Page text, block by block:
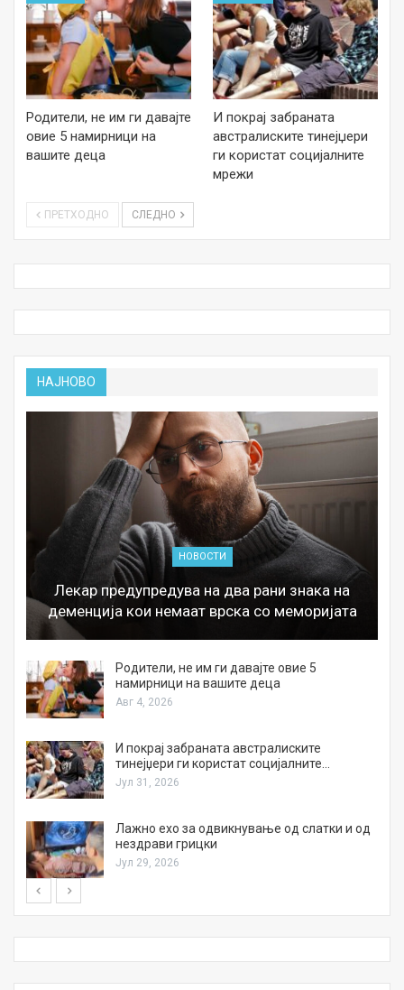
Родители, не им ги давајте
овие 5 намирници на
вашите деца
И покрај забраната
австралиските тинејџери
ги користат социјалните
мрежи
ПРЕТХОДНО СЛЕДНО
НАЈНОВО
НОВОСТИ
Лекар предупредува на два рани знака на
деменција кои немаат врска со меморијата
Родители, не им ги давајте овие 5
намирници на вашите деца
Авг 4, 2026
И покрај забраната австралиските
тинејџери ги користат социјалните…
Јул 31, 2026
Лажно ехо за одвикнување од слатки и од
нездрави грицки
Јул 29, 2026